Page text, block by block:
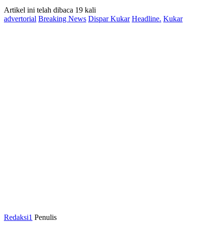
Artikel ini telah dibaca 19 kali
advertorial Breaking News Dispar Kukar Headline. Kukar
Redaksi1 Penulis